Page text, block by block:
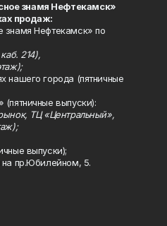
знамя Нефтекамск»
продаж:
знамя Нефтекамск» по
214),
нашего города (пятничные
выпуски):
ТЦ «Центральный»,
выпуски);
на пр.Юбилейном, 5.